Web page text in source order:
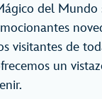
del Mundo
visitantes de
un